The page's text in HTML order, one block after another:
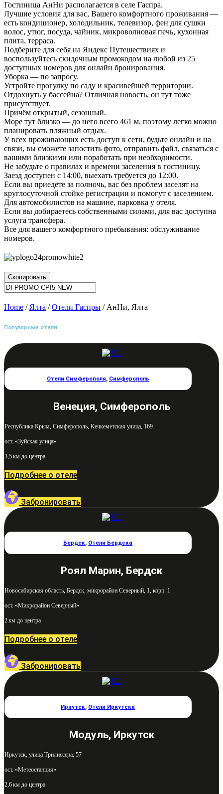
Гостиница АнНи располагается в селе Гаспра.
Лучшие условия для вас, Вашего комфортного проживания —
есть кондиционер, холодильник, телевизор, фен для сушки
волос, утюг, посуда, чайник, микроволновая печь, кухонная
плита, терраса.
Подберите для себя на Яндекс Путешествиях и
воспользуйтесь скидочным промокодом на любой из 25
доступных номеров для онлайн бронирования.
Уборка — по запросу.
Устройте прогулку по саду и красивейшей территории.
Отдохнуть у бассейна? Отличная новость, он тут тоже
присутствует.
Причём открытый, сезонный.
Море тут близко — до него всего 461 м, поэтому легко можно
планировать пляжный отдых.
У всех проживающих есть доступ к сети, будьте онлайн и на
связи, вы сможете запостить фото, отправить файл, связаться с
вашими близкими или поработать при необходимости.
Не забудьте о правилах и времени заселения в гостиницу.
Заезд доступен с 14:00, выехать требуется до 12:00.
Если вы приедете за полночь, вас без проблем заселят на
круглосуточной стойке регистрации и помогут с заселением.
Для автомобилистов на машине, парковка у отеля.
Если вы добираетесь собственными силами, для вас доступна
услуга трансфера.
Все для вашего комфортного пребывания: обслуживание
номеров.
Скопировать
Home / Ялта /Отели Гаспры / АнНи, Ялта
Популярные отели
Отели Симферополя, Симферополь
Венеция, Симферополь
Республика Крым, Симферополь, Кечкеметская улица, 169
ост. «Зуйская улица»
3,5 км до центра
Подробнее о отеле
Забронировать
Бердск, Отели Бердска
Роял Марин, Бердск
Новосибирская область, Бердск, микрорайон Северный, 1, корп. 1
ост. «Микрорайон Северный»
2 км до центра
Подробнее о отеле
Забронировать
Иркутск, Отели Иркутска
Модуль, Иркутск
Иркутск, улица Трилиссера, 57
ост. «Метеостанция»
2,6 км до центра